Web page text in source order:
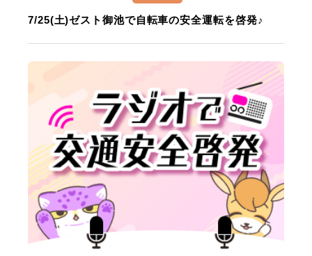
7/25(土)ゼスト御池で自転車の安全運転を啓発♪